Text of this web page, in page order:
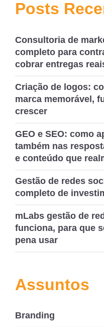
de
Posts
Consultoria de
completo para
cobrar entregas
Criação de logos:
marca memorável,
crescer
GEO e SEO: como
também nas
e conteúdo que
Gestão de redes
completo de
mLabs gestão de
funciona, para que
pena usar
Assuntos
Branding